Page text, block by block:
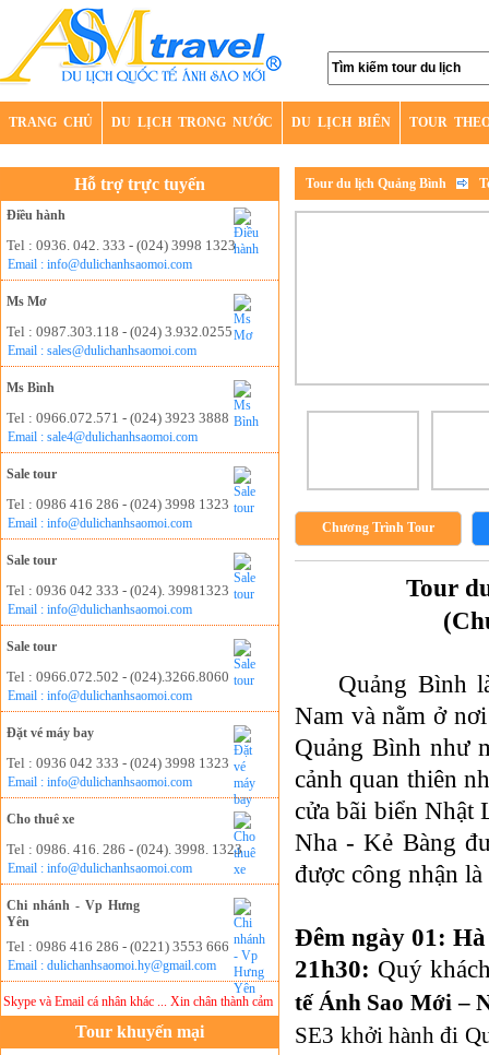
TRANG CHỦ DU LỊCH TRONG NƯỚC DU LỊCH BIỂN TOUR
Hỗ trợ trực tuyến
Điều hành
Tel : 0936. 042. 333 - (024) 3998 1323
Email : info@dulichanhsaomoi.com
Ms Mơ
Tel : 0987.303.118 - (024) 3.932.0255
Email : sales@dulichanhsaomoi.com
Ms Bình
Tel : 0966.072.571 - (024) 3923 3888
Email : sale4@dulichanhsaomoi.com
Sale tour
Tel : 0986 416 286 - (024) 3998 1323
Email : info@dulichanhsaomoi.com
Sale tour
Tel : 0936 042 333 - (024). 39981323
Email : info@dulichanhsaomoi.com
Sale tour
Tel : 0966.072.502 - (024).3266.8060
Email : info@dulichanhsaomoi.com
Đặt vé máy bay
Tel : 0936 042 333 - (024) 3998 1323
Email : info@dulichanhsaomoi.com
Cho thuê xe
Tel : 0986. 416. 286 - (024). 3998. 1323
Email : info@dulichanhsaomoi.com
Chi nhánh - Vp Hưng
Yên
Tel : 0986 416 286 - (0221) 3553 666
Email : dulichanhsaomoi.hy@gmail.com
Lưu ý: DU LỊCH ÁNH SAO MỚI
và Email cá nhân khác ... Xin chân thành cảm ơn!
Tour khuyến mại
Tour du lịch Quảng Bình
Chương Trình Tour
Tour
Quảng Bình
Nam và nằm ở
Quảng Bình như
cảnh quan thiên
cửa bãi biển
Nha - Kẻ Bàng
được công nhận
Đêm ngày 01:
21h30: Quý
tế Ánh Sao Mới –
SE3 khởi hành đi